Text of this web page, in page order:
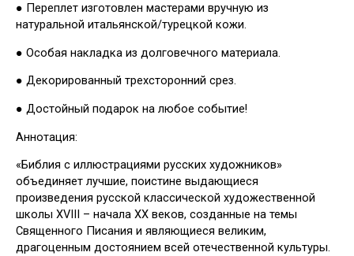
● Переплет изготовлен мастерами вручную из
натуральной итальянской/турецкой кожи.
● Особая накладка из долговечного материала.
● Декорированный трехсторонний срез.
● Достойный подарок на любое событие!
Аннотация:
«Библия с иллюстрациями русских художников»
объединяет лучшие, поистине выдающиеся
произведения русской классической художественной
школы XVIII – начала ХХ веков, созданные на темы
Священного Писания и являющиеся великим,
драгоценным достоянием всей отечественной культуры.